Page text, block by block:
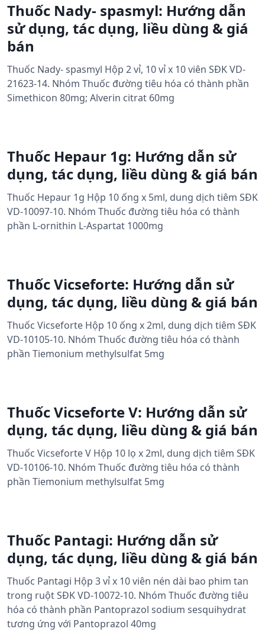
Thuốc Nady- spasmyl: Hướng dẫn
sử dụng, tác dụng, liều dùng & giá
bán
Thuốc Nady- spasmyl Hộp 2 vỉ, 10 vỉ x 10 viên SĐK VD-
21623-14. Nhóm Thuốc đường tiêu hóa có thành phần
Simethicon 80mg; Alverin citrat 60mg
Thuốc Hepaur 1g: Hướng dẫn sử
dụng, tác dụng, liều dùng & giá bán
Thuốc Hepaur 1g Hộp 10 ống x 5ml, dung dịch tiêm SĐK
VD-10097-10. Nhóm Thuốc đường tiêu hóa có thành
phần L-ornithin L-Aspartat 1000mg
Thuốc Vicseforte: Hướng dẫn sử
dụng, tác dụng, liều dùng & giá bán
Thuốc Vicseforte Hộp 10 ống x 2ml, dung dịch tiêm SĐK
VD-10105-10. Nhóm Thuốc đường tiêu hóa có thành
phần Tiemonium methylsulfat 5mg
Thuốc Vicseforte V: Hướng dẫn sử
dụng, tác dụng, liều dùng & giá bán
Thuốc Vicseforte V Hộp 10 lọ x 2ml, dung dịch tiêm SĐK
VD-10106-10. Nhóm Thuốc đường tiêu hóa có thành
phần Tiemonium methylsulfat 5mg
Thuốc Pantagi: Hướng dẫn sử
dụng, tác dụng, liều dùng & giá bán
Thuốc Pantagi Hộp 3 vỉ x 10 viên nén dài bao phim tan
trong ruột SĐK VD-10072-10. Nhóm Thuốc đường tiêu
hóa có thành phần Pantoprazol sodium sesquihydrat
tương ứng với Pantoprazol 40mg